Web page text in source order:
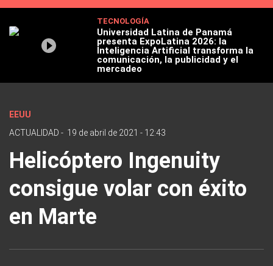
TECNOLOGÍA
Universidad Latina de Panamá
presenta ExpoLatina 2026: la
Inteligencia Artificial transforma la
comunicación, la publicidad y el
mercadeo
EEUU
ACTUALIDAD - 19 de abril de 2021 - 12:43
Helicóptero Ingenuity
consigue volar con éxito
en Marte